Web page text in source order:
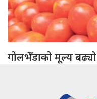
गोलभेँडाको मूल्य बढ्यो